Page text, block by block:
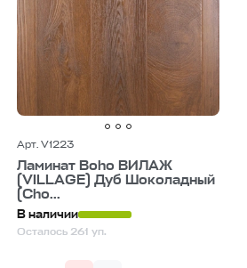
Арт. V1223
Ламинат Boho ВИЛАЖ
(VILLAGE) Дуб Шоколадный
(Cho...
В наличии
Осталось 261 уп.